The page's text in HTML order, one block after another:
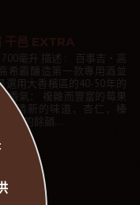
干邑 EXTRA
700毫升 描述 : 百事吉‧高
希霸釀造第一款專用酒並
選用大香檳區的40-50年的
香氣： 複雜而豐富的莓果
清新的味道，杏仁，榛
久的餘韻...
查詢